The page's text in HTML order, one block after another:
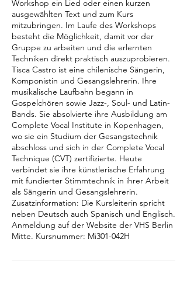
Workshop ein Lied oder einen kurzen
ausgewählten Text und zum Kurs
mitzubringen. Im Laufe des Workshops
besteht die Möglichkeit, damit vor der
Gruppe zu arbeiten und die erlernten
Techniken direkt praktisch auszuprobieren.
Tisca Castro ist eine chilenische Sängerin,
Komponistin und Gesangslehrerin. Ihre
musikalische Laufbahn begann in
Gospelchören sowie Jazz-, Soul- und Latin-
Bands. Sie absolvierte ihre Ausbildung am
Complete Vocal Institute in Kopenhagen,
wo sie ein Studium der Gesangstechnik
abschloss und sich in der Complete Vocal
Technique (CVT) zertifizierte. Heute
verbindet sie ihre künstlerische Erfahrung
mit fundierter Stimmtechnik in ihrer Arbeit
als Sängerin und Gesangslehrerin.
Zusatzinformation: Die Kursleiterin spricht
neben Deutsch auch Spanisch und Englisch.
Anmeldung auf der Website der VHS Berlin
Mitte. Kursnummer: Mi301-042H